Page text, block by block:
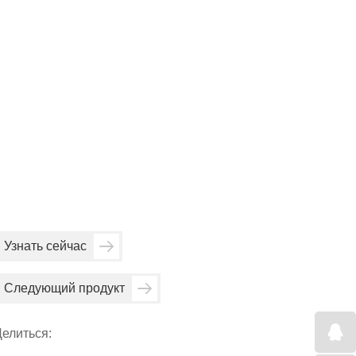
Узнать сейчас
Следующий продукт